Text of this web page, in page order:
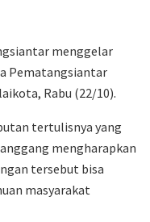
menggelar
Pematangsiantar
Rabu (22/10).
tertulisnya yang
mengharapkan
tersebut bisa
masyarakat